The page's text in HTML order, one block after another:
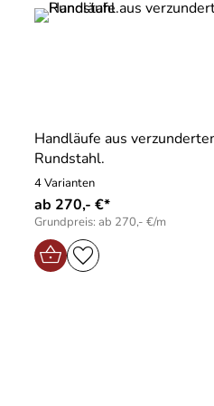
Handläufe aus
Rundstahl.
4 Varianten
ab 270,- €*
Grundpreis: ab 270,- €/m